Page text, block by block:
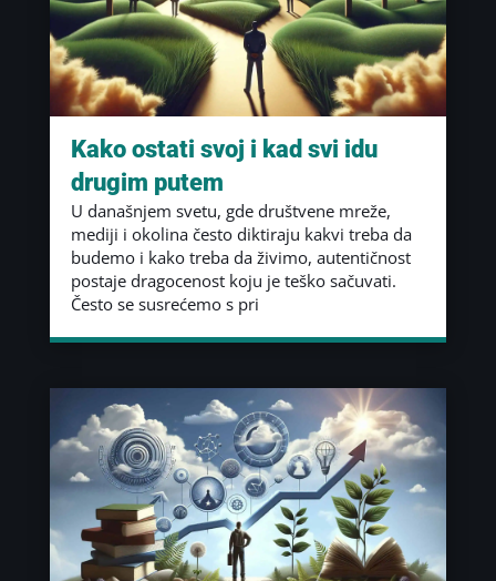
Kako ostati svoj i kad svi idu
drugim putem
U današnjem svetu, gde društvene mreže,
mediji i okolina često diktiraju kakvi treba da
budemo i kako treba da živimo, autentičnost
postaje dragocenost koju je teško sačuvati.
Često se susrećemo s pri